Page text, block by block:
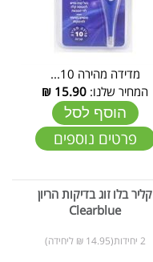
מדידה מהירה 10...
המחיר שלנו: 15.90
₪
הוסף לסל
פרטים נוספים
קליר בלו זוג בדיקות הריון
Clearblue
2 יחידות(14.95 ₪ ליחידה)